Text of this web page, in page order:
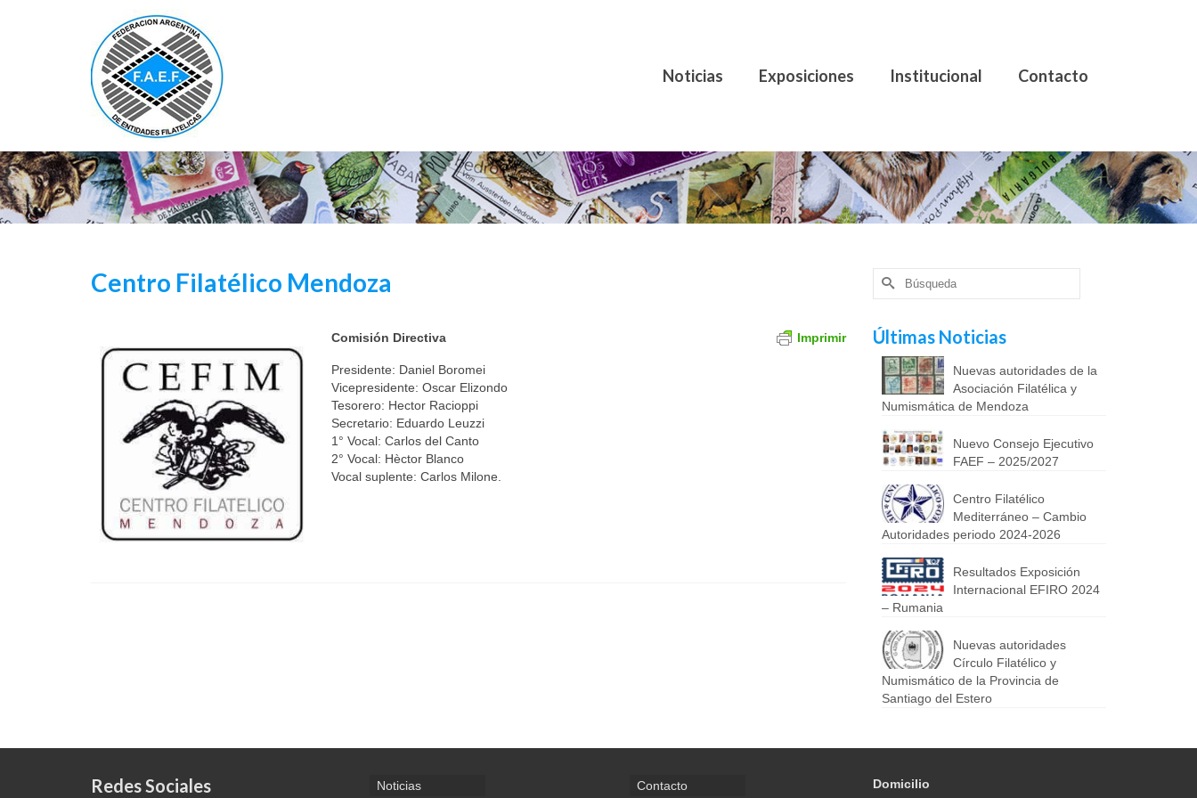
Noticias Exposiciones Institucional Contacto
Centro Filatélico Mendoza
Imprimir
Comisión Directiva
Presidente: Daniel Boromei
Vicepresidente: Oscar Elizondo
Tesorero: Hector Racioppi
Secretario: Eduardo Leuzzi
1° Vocal: Carlos del Canto
2° Vocal: Hèctor Blanco
Vocal suplente: Carlos Milone.
Buscar
por:
Últimas Noticias
Nuevas autoridades de la
Asociación Filatélica y
Numismática de Mendoza
Nuevo Consejo Ejecutivo
FAEF – 2025/2027
Centro Filatélico
Mediterráneo – Cambio
Autoridades periodo 2024-2026
Resultados Exposición
Internacional EFIRO 2024
– Rumania
Nuevas autoridades
Círculo Filatélico y
Numismático de la Provincia de
Santiago del Estero
Redes Sociales Noticias Contacto Domicilio